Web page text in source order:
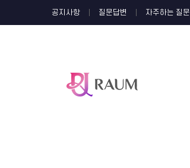
공지사항 질문답변 자주하는 질문